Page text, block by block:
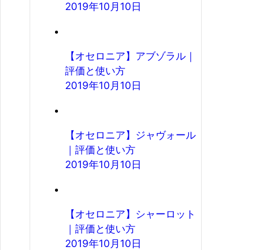
2019年10月10日
【オセロニア】アブゾラル｜
評価と使い方
2019年10月10日
【オセロニア】ジャヴォール
｜評価と使い方
2019年10月10日
【オセロニア】シャーロット
｜評価と使い方
2019年10月10日